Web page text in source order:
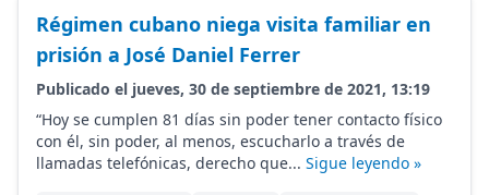
Régimen cubano niega visita familiar en
prisión a José Daniel Ferrer
Publicado el jueves, 30 de septiembre de 2021, 13:19
“Hoy se cumplen 81 días sin poder tener contacto físico
con él, sin poder, al menos, escucharlo a través de
llamadas telefónicas, derecho que... Sigue leyendo »